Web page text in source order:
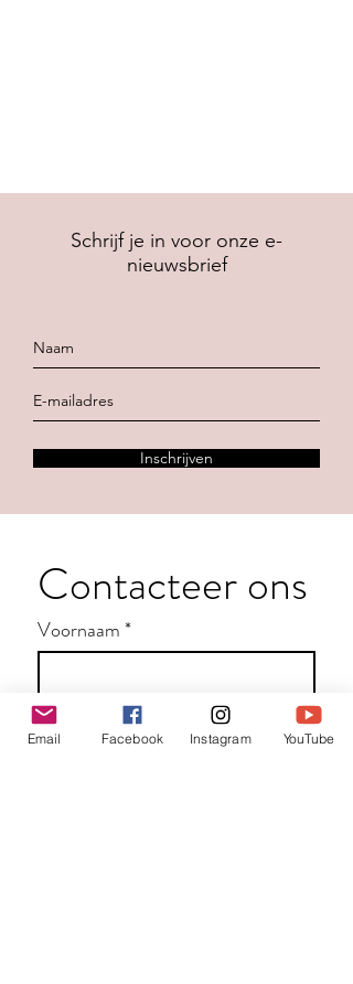
Schrijf je in voor onze e-
nieuwsbrief
Inschrijven
Contacteer ons
Voornaam*
Familienaam
Email Facebook Instagram YouTube